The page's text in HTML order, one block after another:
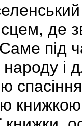
де
Саме під
і
книжкою